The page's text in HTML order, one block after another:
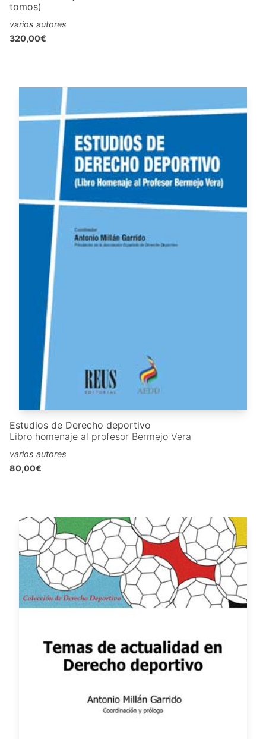
tomos)
varios autores
320,00€
Estudios de Derecho deportivo
Libro homenaje al profesor Bermejo Vera
varios autores
80,00€